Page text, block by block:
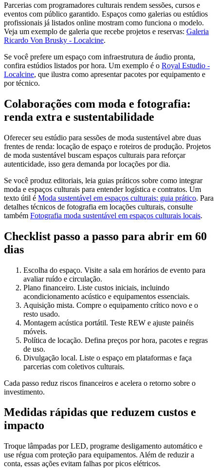
Parcerias com programadores culturais rendem sessões, cursos e
eventos com público garantido. Espaços como galerias ou estúdios
profissionais já listados online mostram como funciona o modelo.
Veja um exemplo de galeria que recebe projetos e reservas: Galeria
Ricardo Von Brusky - Localcine.
Se você prefere um espaço com infraestrutura de áudio pronta,
confira estúdios listados por hora. Um exemplo é o Royal Estudio -
Localcine, que ilustra como apresentar pacotes por equipamento e
por técnico.
Colaborações com moda e fotografia:
renda extra e sustentabilidade
Oferecer seu estúdio para sessões de moda sustentável abre duas
frentes de renda: locação de espaço e roteiros de produção. Projetos
de moda sustentável buscam espaços culturais para reforçar
autenticidade, isso gera demanda por locações por dia.
Se você produz editoriais, leia guias práticos sobre como integrar
moda e espaços culturais para entender logística e contratos. Um
texto útil é Moda sustentável em espaços culturais: guia prático. Para
detalhes técnicos de fotografia em locações culturais, consulte
também Fotografia moda sustentável em espaços culturais locais.
Checklist passo a passo para abrir em 60
dias
Escolha do espaço. Visite a sala em horários de evento para
avaliar ruído e circulação.
Plano financeiro. Liste custos iniciais, incluindo
acondicionamento acústico e equipamentos essenciais.
Aquisição mista. Compre o equipamento crítico novo e o
resto usado.
Montagem acústica portátil. Teste REW e ajuste painéis
móveis.
Política de locação. Defina preços por hora, pacotes e regras
de uso.
Divulgação local. Liste o espaço em plataformas e faça
parcerias com coletivos culturais.
Cada passo reduz riscos financeiros e acelera o retorno sobre o
investimento.
Medidas rápidas que reduzem custos e
impacto
Troque lâmpadas por LED, programe desligamento automático e
use régua com proteção para equipamentos. Além de reduzir a
conta, essas ações evitam falhas por picos elétricos.